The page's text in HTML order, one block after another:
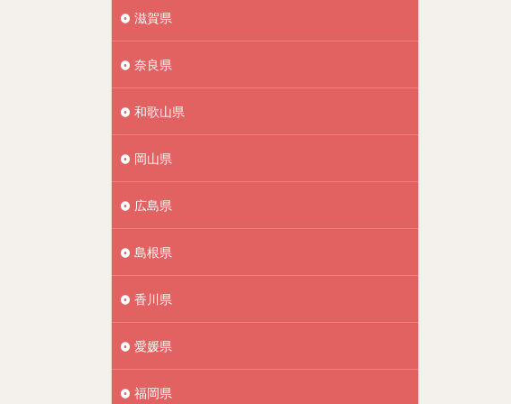
滋賀県
奈良県
和歌山県
岡山県
広島県
島根県
香川県
愛媛県
福岡県